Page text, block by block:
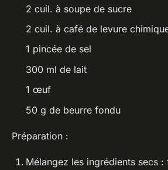
2 cuil. à soupe de sucre
2 cuil. à café de levure
1 pincée de sel
300 ml de lait
1 œuf
50 g de beurre fondu
Préparation :
Mélangez les ingrédients secs :